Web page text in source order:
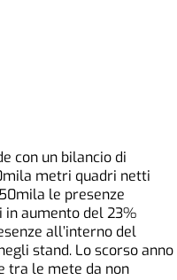
con un bilancio di
metri quadri netti
le presenze
aumento del 23%
all’interno del
stand. Lo scorso anno
tra le mete da non